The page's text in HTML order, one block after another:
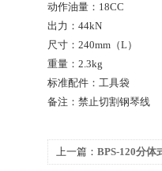
动作油量：18CC
出力：44kN
尺寸：240mm（L）
重量：2.3kg
标准配件：工具袋
备注：禁止切割钢琴线
上一篇： BPS-120分体